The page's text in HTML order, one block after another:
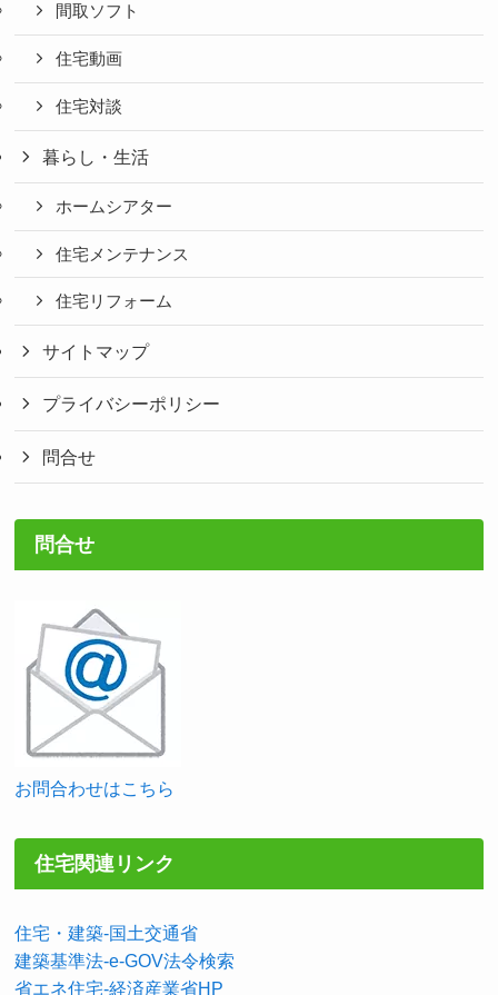
間取ソフト
住宅動画
住宅対談
暮らし・生活
ホームシアター
住宅メンテナンス
住宅リフォーム
サイトマップ
プライバシーポリシー
問合せ
問合せ
お問合わせはこちら
住宅関連リンク
住宅・建築-国土交通省
建築基準法-e-GOV法令検索
省エネ住宅-経済産業省HP